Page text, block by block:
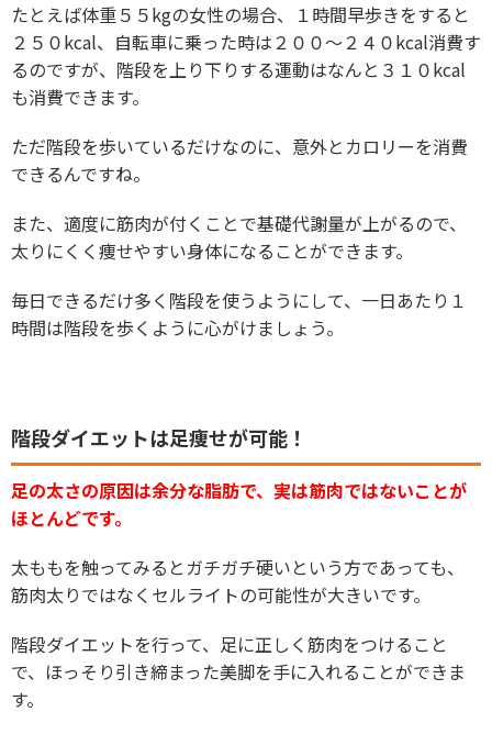
たとえば体重５５kgの女性の場合、１時間早歩きをすると
２５０kcal、自転車に乗った時は２００～２４０kcal消費す
るのですが、階段を上り下りする運動はなんと３１０kcal
も消費できます。
ただ階段を歩いているだけなのに、意外とカロリーを消費
できるんですね。
また、適度に筋肉が付くことで基礎代謝量が上がるので、
太りにくく痩せやすい身体になることができます。
毎日できるだけ多く階段を使うようにして、一日あたり１
時間は階段を歩くように心がけましょう。
階段ダイエットは足痩せが可能！
足の太さの原因は余分な脂肪で、実は筋肉ではないことが
ほとんどです。
太ももを触ってみるとガチガチ硬いという方であっても、
筋肉太りではなくセルライトの可能性が大きいです。
階段ダイエットを行って、足に正しく筋肉をつけること
で、ほっそり引き締まった美脚を手に入れることができま
す。